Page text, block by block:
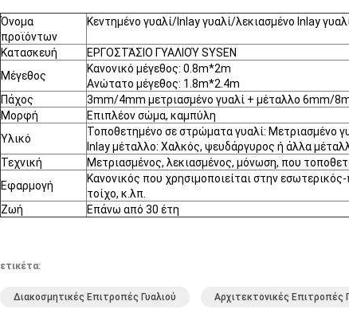
Όνομα
προϊόντων
Κεντημένο γυαλί/Inlay γυαλί/λεκιασμένο Inlay
Κατασκευή
ΕΡΓΟΣΤΆΣΙΟ ΓΥΑΛΙΟΎ SYSEN
Μέγεθος
Κανονικό μέγεθος: 0.8m*2m
Ανώτατο μέγεθος: 1.8m*2.4m
Πάχος
3mm/4mm μετριασμένο γυαλί + μέταλλο 6mm/
Μορφή
Επιπλέον σώμα, καμπύλη
Υλικό
Τοποθετημένο σε στρώματα γυαλί: Μετριασμένο
Inlay μέταλλο: Χαλκός, ψευδάργυρος ή άλλα
Τεχνική
Μετριασμένος, λεκιασμένος, μόνωση, που
Εφαρμογή
Κανονικός που χρησιμοποιείται στην
τοίχο, κ.λπ.
Ζωή
Επάνω από 30 έτη
ετικέτα:
Διακοσμητικές Επιτροπές Γυαλιού Αρχιτεκτονικές Επιτροπές